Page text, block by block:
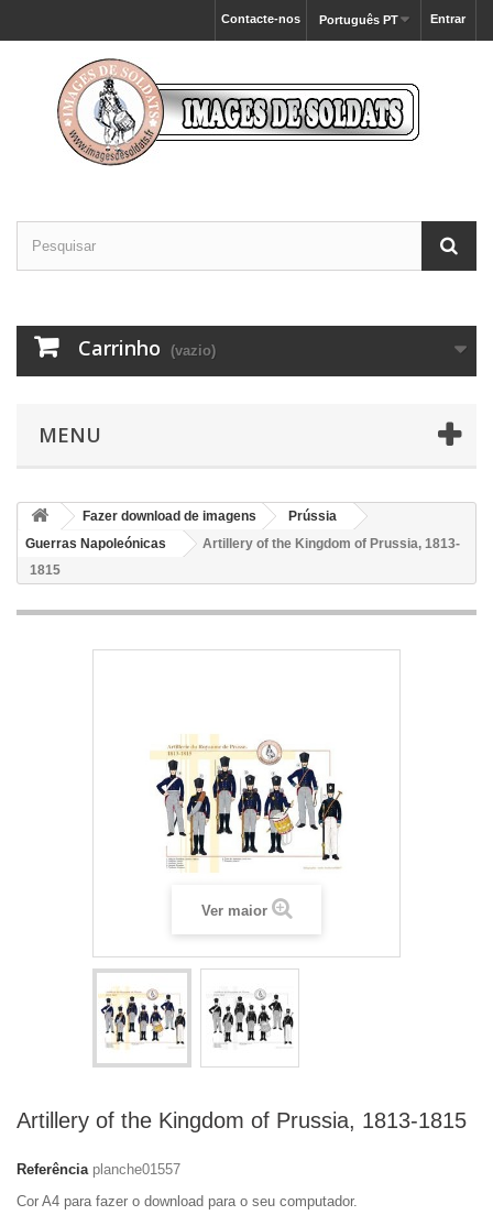
Entrar
Português PT
Contacte-nos
Carrinho (vazio)
MENU
Fazer download de imagens
Prússia
Guerras Napoleónicas
Artillery of the Kingdom of Prussia, 1813-
1815
Ver maior
Artillery of the Kingdom of Prussia, 1813-1815
Referência planche01557
Cor A4 para fazer o download para o seu computador.